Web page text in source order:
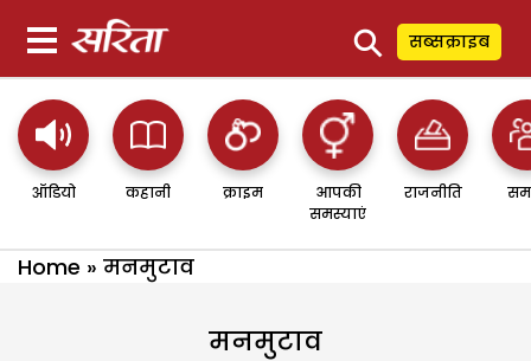
⚲ सब्सक्राइब
ऑडियो कहानी क्राइम
आपकी
समस्याएं
राजनीति
Home » मनमुटाव
मनमुटाव